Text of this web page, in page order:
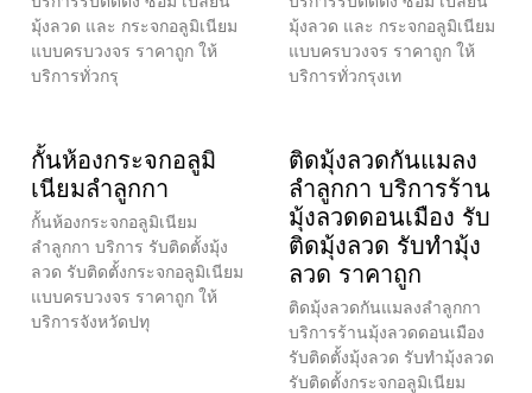
มุ้งลวด และ กระจกอลูมิเนียม
แบบครบวงจร ราคาถูก ให้
บริการทั่วกรุ
มุ้งลวด และ กระจกอลูมิเนียม
แบบครบวงจร ราคาถูก ให้
บริการทั่วกรุงเท
กั้นห้องกระจกอลูมิ
เนียมลำลูกกา
กั้นห้องกระจกอลูมิเนียม
ลำลูกกา บริการ รับติดตั้งมุ้ง
ลวด รับติดตั้งกระจกอลูมิเนียม
แบบครบวงจร ราคาถูก ให้
บริการจังหวัดปทุ
ติดมุ้งลวดกันแมลง
ลำลูกกา บริการร้าน
มุ้งลวดดอนเมือง รับ
ติดมุ้งลวด รับทำมุ้ง
ลวด ราคาถูก
ติดมุ้งลวดกันแมลงลำลูกกา
บริการร้านมุ้งลวดดอนเมือง
รับติดตั้งมุ้งลวด รับทำมุ้งลวด
รับติดตั้งกระจกอลูมิเนียม